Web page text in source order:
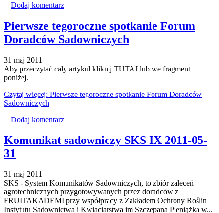
Dodaj komentarz
Pierwsze tegoroczne spotkanie Forum
Doradców Sadowniczych
31 maj 2011
Aby przeczytać cały artykuł kliknij TUTAJ lub we fragment
poniżej.
Czytaj więcej: Pierwsze tegoroczne spotkanie Forum Doradców
Sadowniczych
Dodaj komentarz
Komunikat sadowniczy SKS IX 2011-05-
31
31 maj 2011
SKS - System Komunikatów Sadowniczych, to zbiór zaleceń
agrotechnicznych przygotowywanych przez doradców z
FRUITAKADEMI przy współpracy z Zakładem Ochrony Roślin
Instytutu Sadownictwa i Kwiaciarstwa im Szczepana Pieniążka w...